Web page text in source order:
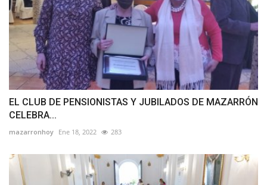
EL CLUB DE PENSIONISTAS Y JUBILADOS DE MAZARRÓN
CELEBRA...
mazarronhoy Ene 18, 2022 283